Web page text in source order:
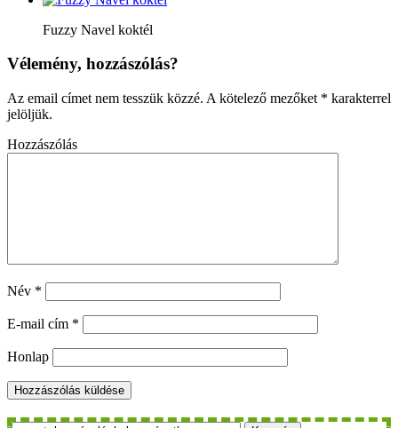
Fuzzy Navel koktél
Vélemény, hozzászólás?
Az email címet nem tesszük közzé. A kötelező mezőket * karakterrel
jelöljük.
Hozzászólás
Név *
E-mail cím *
Honlap